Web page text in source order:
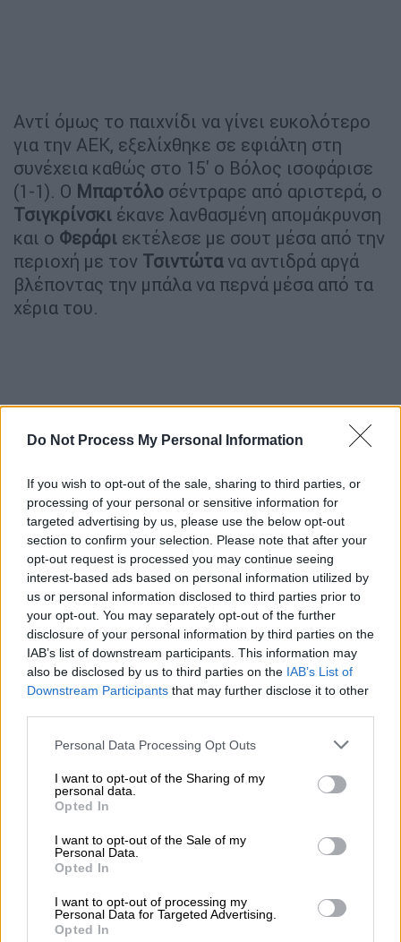
Do Not Process My Personal Information
If you wish to opt-out of the sale, sharing to third parties, or
processing of your personal or sensitive information for
targeted advertising by us, please use the below opt-out
section to confirm your selection. Please note that after your
opt-out request is processed you may continue seeing
interest-based ads based on personal information utilized by
us or personal information disclosed to third parties prior to
your opt-out. You may separately opt-out of the further
disclosure of your personal information by third parties on the
IAB’s list of downstream participants. This information may
also be disclosed by us to third parties on the IAB’s List of
Downstream Participants that may further disclose it to other
Please note that this website/app uses one or more Google
not limited to your visit or usage behaviour. You may click to
grant or deny consent to Google and its third-party tags to
use your data for below specified purposes in below Google
consent section.
Personal Data Processing Opt Outs
I want to opt-out of the Sharing of my
personal data.
Opted In
I want to opt-out of the Sale of my
Personal Data.
Opted In
I want to opt-out of processing my
Personal Data for Targeted Advertising.
Opted In
Αντί όμως το παιχνίδι να γίνει ευκολότερο
για την ΑΕΚ, εξελίχθηκε σε εφιάλτη στη
συνέχεια καθώς στο 15' ο Βόλος ισοφάρισε
(1-1). Ο Μπαρτόλο σέντραρε από αριστερά, ο
Τσιγκρίνσκι έκανε λανθασμένη απομάκρυνση
και ο Φεράρι εκτέλεσε με σουτ μέσα από την
περιοχή με τον Τσιντώτα να αντιδρά αργά
βλέποντας την μπάλα να περνά μέσα από τα
χέρια του.
Ο Βόλος πλέον είχε πάρει φόρα και ήταν
ασταμάτητος επιτυγχάνοντας την ολική
ανατροπή στο 34'. Και πάλι οΜπαρτόλο
έκανε τη σέντρα από τα αριστερά και ο
Ουάρνταπου έκανε κίνηση φορ, βρέθηκε
στην καρδιά της άμυνας της ΑΕΚ που
αδράνησε. Ο Αιγύπτιος με εξαιρετική
κεφαλιά έγραψε το 1-2.